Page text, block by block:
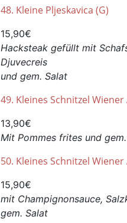
48. Kleine Pljeskavica (G)
15,90€
Hacksteak gefüllt mit
Djuvecreis
und gem. Salat
49. Kleines Schnitzel Wiener
13,90€
Mit Pommes frites und
50. Kleines Schnitzel Wiener
15,90€
mit Champignonsauce,
gem. Salat